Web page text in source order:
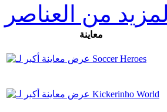
من العناصر
معاينة